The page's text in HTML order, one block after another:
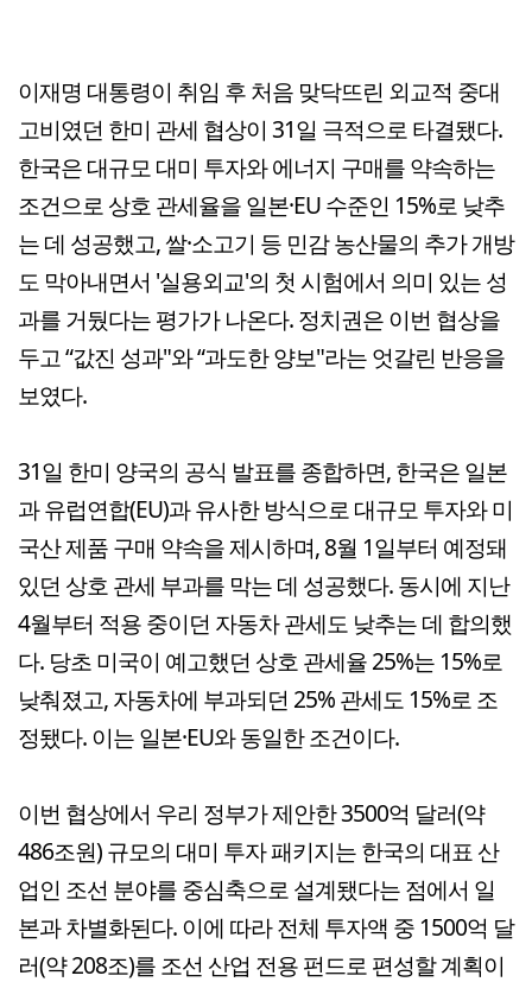
이재명 대통령이 취임 후 처음 맞닥뜨린 외교적 중대
고비였던 한미 관세 협상이 31일 극적으로 타결됐다.
한국은 대규모 대미 투자와 에너지 구매를 약속하는
조건으로 상호 관세율을 일본·EU 수준인 15%로 낮추
는 데 성공했고, 쌀·소고기 등 민감 농산물의 추가 개방
도 막아내면서 '실용외교'의 첫 시험에서 의미 있는 성
과를 거뒀다는 평가가 나온다. 정치권은 이번 협상을
두고 “값진 성과"와 “과도한 양보"라는 엇갈린 반응을
보였다.
31일 한미 양국의 공식 발표를 종합하면, 한국은 일본
과 유럽연합(EU)과 유사한 방식으로 대규모 투자와 미
국산 제품 구매 약속을 제시하며, 8월 1일부터 예정돼
있던 상호 관세 부과를 막는 데 성공했다. 동시에 지난
4월부터 적용 중이던 자동차 관세도 낮추는 데 합의했
다. 당초 미국이 예고했던 상호 관세율 25%는 15%로
낮춰졌고, 자동차에 부과되던 25% 관세도 15%로 조
정됐다. 이는 일본·EU와 동일한 조건이다.
이번 협상에서 우리 정부가 제안한 3500억 달러(약
486조원) 규모의 대미 투자 패키지는 한국의 대표 산
업인 조선 분야를 중심축으로 설계됐다는 점에서 일
본과 차별화된다. 이에 따라 전체 투자액 중 1500억 달
러(약 208조)를 조선 산업 전용 펀드로 편성할 계획이